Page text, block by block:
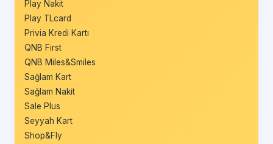
Play Nakit
Play TLcard
Privia Kredi Kartı
QNB First
QNB Miles&Smiles
Sağlam Kart
Sağlam Nakit
Sale Plus
Seyyah Kart
Shop&Fly